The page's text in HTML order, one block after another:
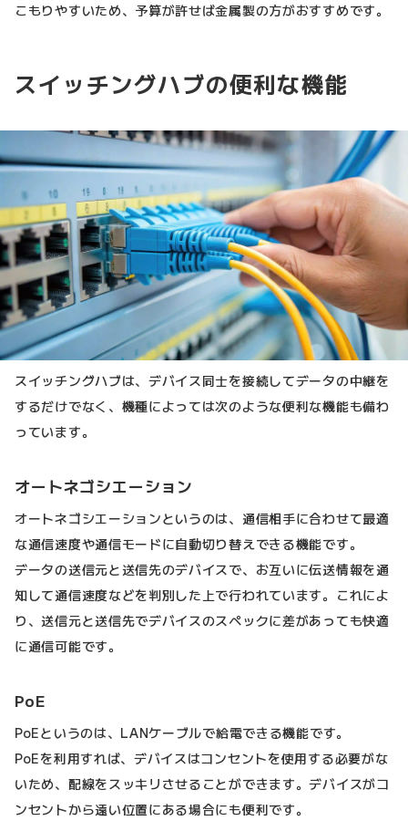
こもりやすいため、予算が許せば金属製の方がおすすめです。
スイッチングハブの便利な機能
スイッチングハブは、デバイス同士を接続してデータの中継を
するだけでなく、機種によっては次のような便利な機能も備わ
っています。
オートネゴシエーション
オートネゴシエーションというのは、通信相手に合わせて最適
な通信速度や通信モードに自動切り替えできる機能です。
データの送信元と送信先のデバイスで、お互いに伝送情報を通
知して通信速度などを判別した上で行われています。これによ
り、送信元と送信先でデバイスのスペックに差があっても快適
に通信可能です。
PoE
PoEというのは、LANケーブルで給電できる機能です。
PoEを利用すれば、デバイスはコンセントを使用する必要がな
いため、配線をスッキリさせることができます。デバイスがコ
ンセントから遠い位置にある場合にも便利です。